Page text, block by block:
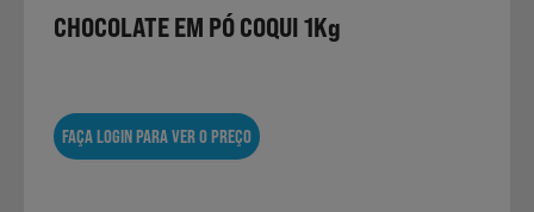
CHOCOLATE EM PÓ COQUI 1Kg
FAÇA LOGIN PARA VER O PREÇO